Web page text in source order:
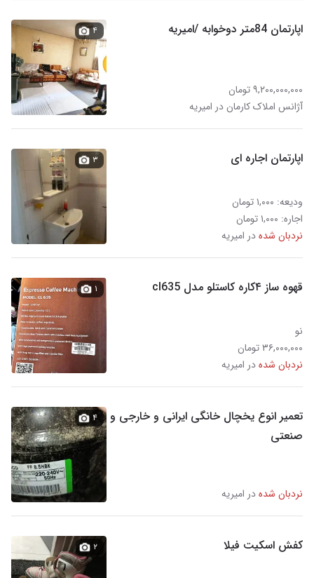
اپارتمان 84متر دوخوابه /امیریه
۹,۲۰۰,۰۰۰,۰۰۰ تومان
آژانس املاک کارمان در امیریه
۴
اپارتمان اجاره ای
ودیعه: ۱,۰۰۰ تومان
اجاره: ۱,۰۰۰ تومان
نردبان شدهدر امیریه
۳
قهوه ساز ۴کاره کاستلو مدل cl635
نو
۳۶,۰۰۰,۰۰۰ تومان
نردبان شدهدر امیریه
۱
تعمیر انوع یخچال خانگی ایرانی و خارجی و
صنعتی
نردبان شدهدر امیریه
۴
کفش اسکیت فیلا ۲